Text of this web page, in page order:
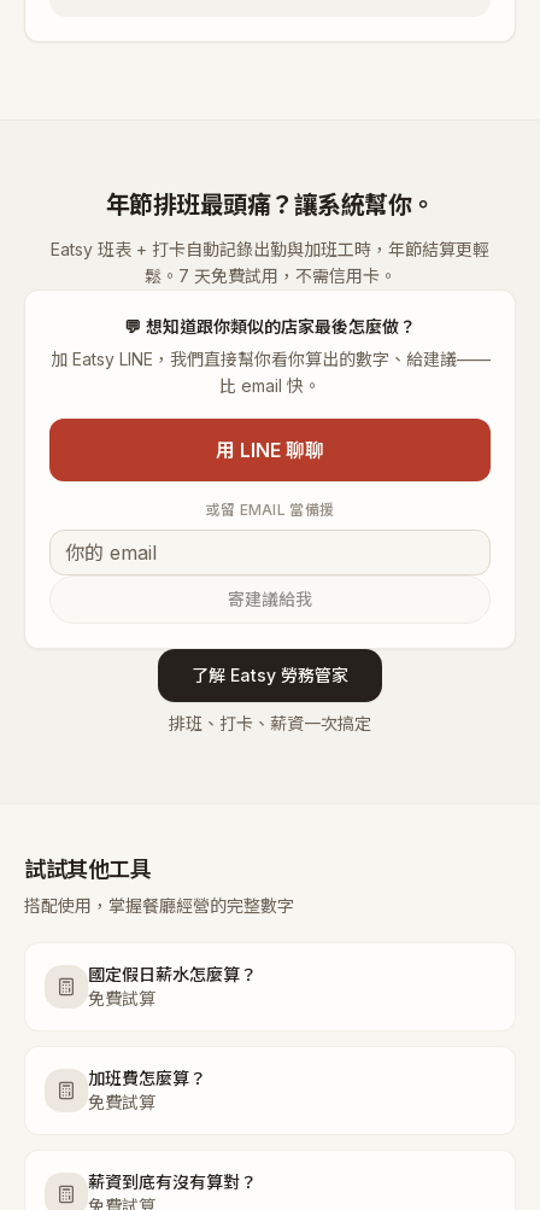
年節排班最頭痛？讓系統幫你。
Eatsy 班表 + 打卡自動記錄出勤與加班工時，年節結算更輕
鬆。7 天免費試用，不需信用卡。
💬 想知道跟你類似的店家最後怎麼做？
加 Eatsy LINE，我們直接幫你看你算出的數字、給建議——
比 email 快。
用 LINE 聊聊
或留 EMAIL 當備援
寄建議給我
了解 Eatsy 勞務管家
排班、打卡、薪資一次搞定
試試其他工具
搭配使用，掌握餐廳經營的完整數字
國定假日薪水怎麼算？
免費試算
加班費怎麼算？
免費試算
薪資到底有沒有算對？
免費試算